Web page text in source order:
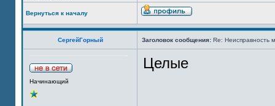
Вернуться к началу
СергейГорный Заголовок сообщения: Re: Неисправность
Начинающий
Целые